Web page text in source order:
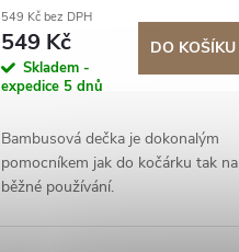
549 Kč bez DPH
549 Kč
Skladem -
expedice 5 dnů
DO KOŠÍKU
Bambusová dečka je dokonalým
pomocníkem jak do kočárku tak na
běžné používání.